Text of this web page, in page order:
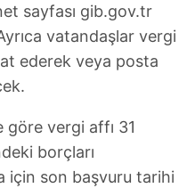
sayfası gib.gov.tr
vatandaşlar vergi
ederek veya posta
vergi affı 31
borçları
için son başvuru tarihi